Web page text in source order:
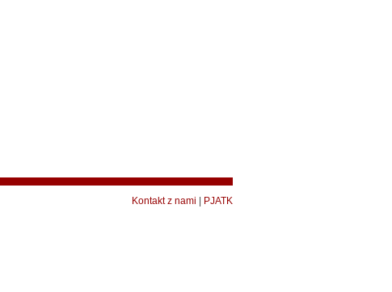
Kontakt z nami PJATK